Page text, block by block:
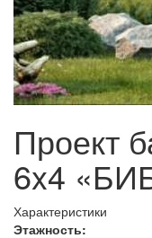
Проект
6x4
Характеристики
Этажность: